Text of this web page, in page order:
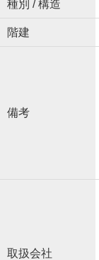
種別 / 構造
階建
備考
取扱会社